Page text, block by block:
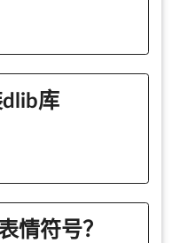
库
情符号？